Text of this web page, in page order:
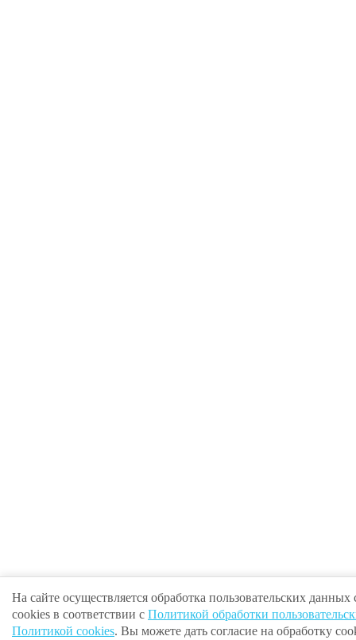
На сайте осуществляется обработка пользовательских
cookies в соответствии с Политикой обработки
Политикой cookies. Вы можете дать согласие на обработку